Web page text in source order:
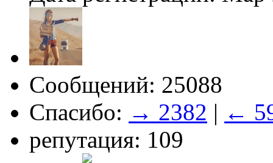
Сообщений: 25088
Спасибо: → 2382 | ←
репутация: 109